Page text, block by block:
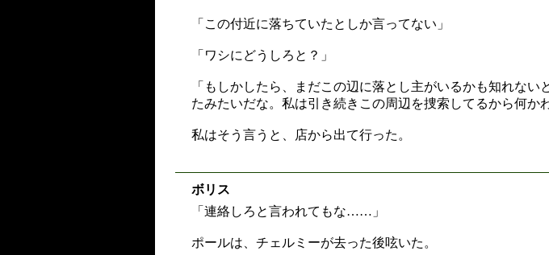
「この付近に落ちていたとしか言ってない」
「ワシにどうしろと？」
「もしかしたら、まだこの辺に落とし主がいるかも知れな
たみたいだな。私は引き続きこの周辺を捜索してるから何か
私はそう言うと、店から出て行った。
ボリス
「連絡しろと言われてもな……」
ポールは、チェルミーが去った後呟いた。